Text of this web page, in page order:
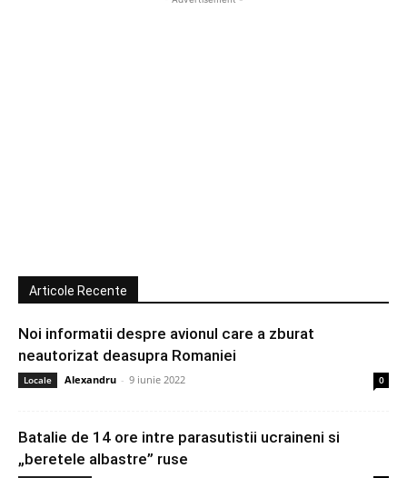
Articole Recente
Noi informatii despre avionul care a zburat
neautorizat deasupra Romaniei
Locale Alexandru - 9 iunie 2022 0
Batalie de 14 ore intre parasutistii ucraineni si
„beretele albastre” ruse